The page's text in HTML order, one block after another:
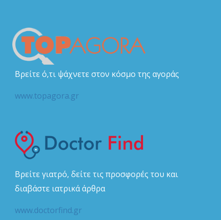
Βρείτε ό,τι ψάχνετε στον κόσμο της αγοράς
www.topagora.gr
Βρείτε γιατρό, δείτε τις προσφορές του και
διαβάστε ιατρικά άρθρα
www.doctorfind.gr